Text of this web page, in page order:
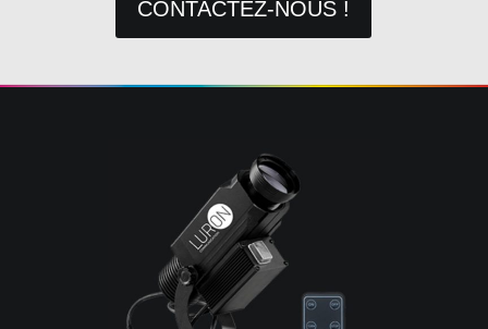
CONTACTEZ-NOUS !